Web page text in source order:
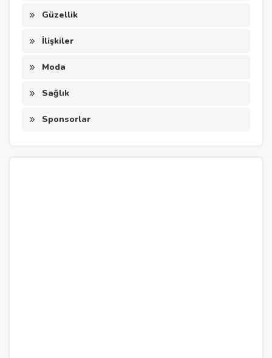
Güzellik
İlişkiler
Moda
Sağlık
Sponsorlar